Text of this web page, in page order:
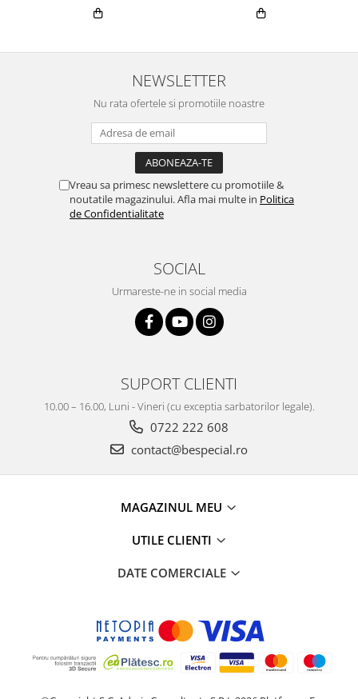
NEWSLETTER
Nu rata ofertele si promotiile noastre
Vreau sa primesc newslettere cu promotiile &
noutatile magazinului. Afla mai multe in Politica
de Confidentialitate
SOCIAL
Urmareste-ne in social media
SUPORT CLIENTI
10.00 – 16.00, Luni - Vineri (cu exceptia sarbatorilor legale).
0722 222 608
contact@bespecial.ro
MAGAZINUL MEU
UTILE CLIENTI
DATE COMERCIALE